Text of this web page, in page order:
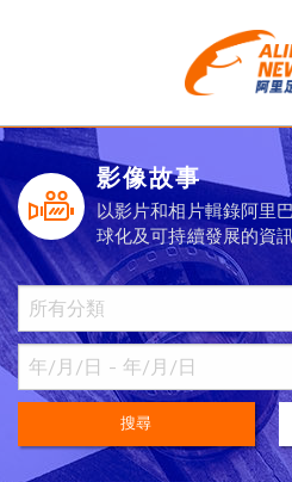
影像故事
以影片和相片輯錄阿里
球化及可持續發展的資
搜尋